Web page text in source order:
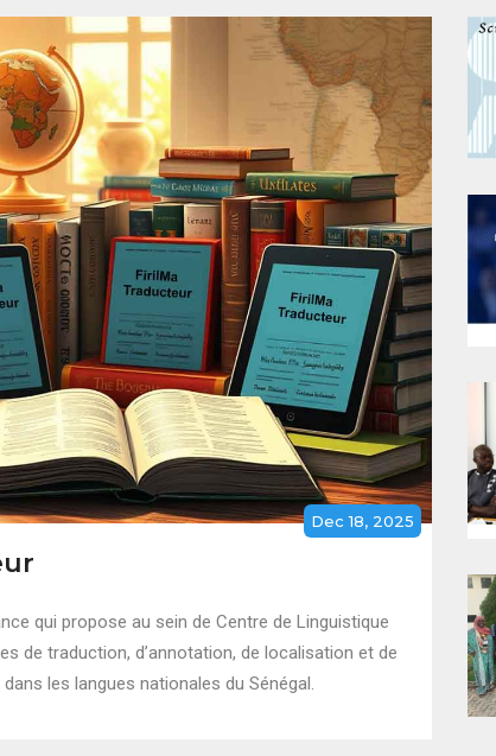
Dec 18, 2025
qui propose au sein de Centre de Linguistique
de traduction, d’annotation, de localisation et de
les langues nationales du Sénégal.